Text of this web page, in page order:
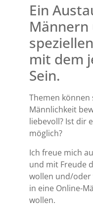
Ein
mit dem
Sein.
Themen
Männlichkeit
liebevoll? Ist dir
möglich?
Ich freue mich
und mit Freude
wollen und/oder
in eine Online-
wollen.